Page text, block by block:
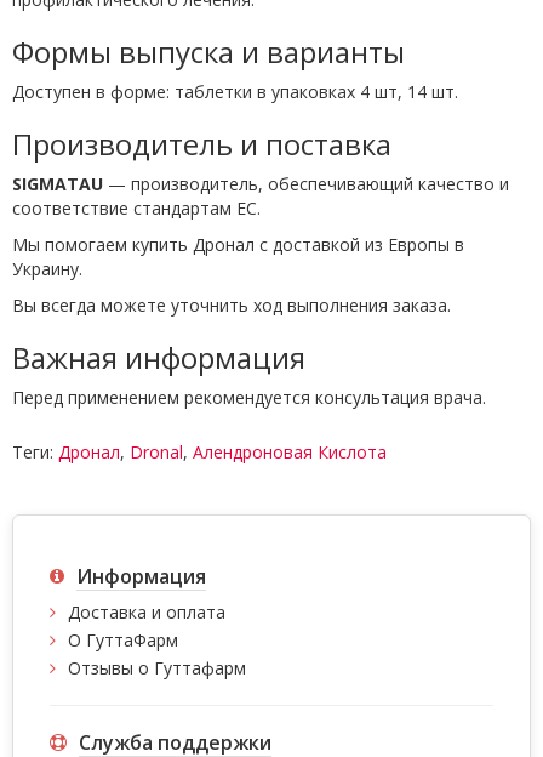
Формы выпуска и варианты
Доступен в форме: таблетки в упаковках 4 шт, 14 шт.
Производитель и поставка
SIGMATAU — производитель, обеспечивающий качество и
соответствие стандартам ЕС.
Мы помогаем купить Дронал с доставкой из Европы в
Украину.
Вы всегда можете уточнить ход выполнения заказа.
Важная информация
Перед применением рекомендуется консультация врача.
Теги: Дронал, Dronal, Алендроновая Кислота
Информация
Доставка и оплата
О ГуттаФарм
Отзывы о Гуттафарм
Служба поддержки